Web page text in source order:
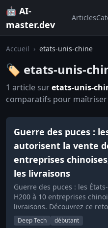
🤖 AI-
master.dev
Articles
Accueil › etats-unis-chine
🏷️ etats-unis-
1 article suretats-unis-
comparatifs pour maîtriser
Guerre des puces :
autorisent la vente
entreprises
les livraisons
Guerre des puces : les
H200 à 10 entreprises
livraisons. Découvrez ce
Deep Tech débutant